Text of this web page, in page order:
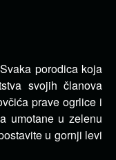
porodica koja
svojih članova
prave ogrlice i
umotane u zelenu
u gornji levi